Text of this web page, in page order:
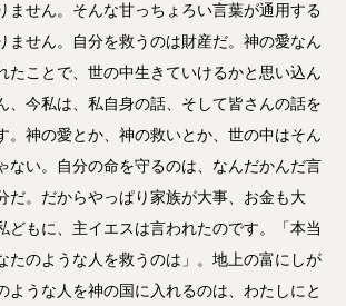
ません。そんな甘っちょろい言葉が通用する
ません。自分を救うのは財産だ。神の愛なん
たことで、世の中生きていけるかと思い込ん
、今私は、私自身の話、そして皆さんの話を
。神の愛とか、神の救いとか、世の中はそん
ない。自分の命を守るのは、なんだかんだ言
だ。だからやっぱり家族が大事、お金も大
もに、主イエスは言われたのです。「本当
たのような人を救うのは」。地上の富にしが
ような人を神の国に入れるのは、わたしにと